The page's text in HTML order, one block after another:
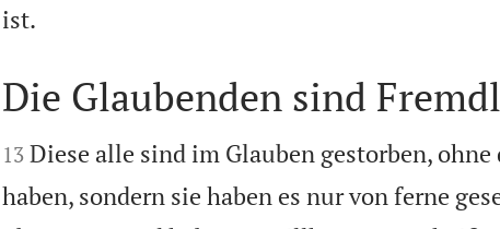
ist.

Die Glaubenden sind

13 Diese alle sind im Glauben gestorben,
haben, sondern sie haben es nur von ferne